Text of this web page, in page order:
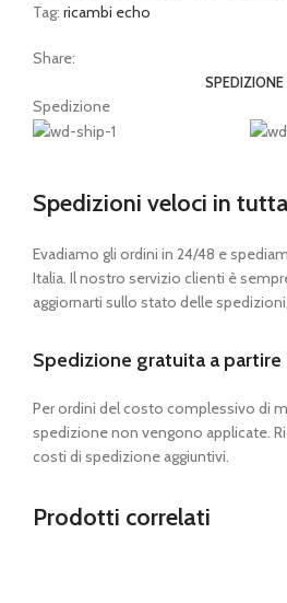
Tag: ricambi echo
Share:
SPEDIZIONE
Spedizione
Spedizioni veloci in
Evadiamo gli ordini in 24/48 e
Italia. Il nostro servizio clienti è
aggiornarti sullo stato delle
Spedizione gratuita a partire
Per ordini del costo complessivo di
spedizione non vengono applicate.
costi di spedizione aggiuntivi.
Prodotti correlati